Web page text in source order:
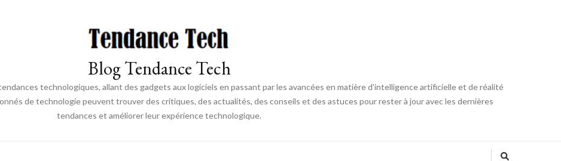
Blog Tendance Tech
technologiques, allant des gadgets aux logiciels en passant par les avancées en matière d'intelligence artificielle et de réalité
de technologie peuvent trouver des critiques, des actualités, des conseils et des astuces pour rester à jour avec les dernières
tendances et améliorer leur expérience technologique.